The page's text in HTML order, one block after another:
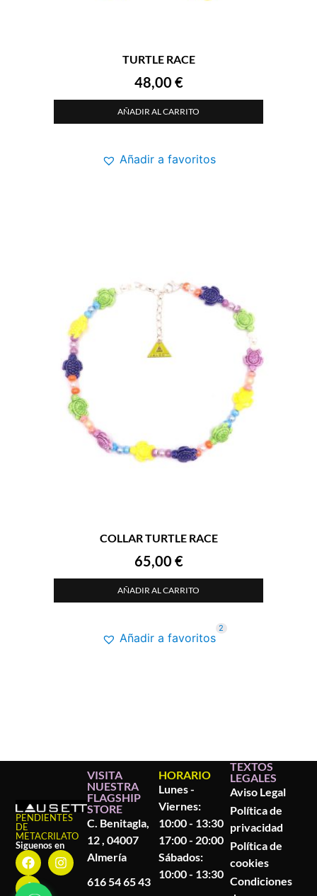
TURTLE RACE
48,00 €
AÑADIR AL CARRITO
Añadir a favoritos
COLLAR TURTLE RACE
65,00 €
AÑADIR AL CARRITO
Añadir a favoritos
2
PENDIENTES
DE
METACRILATO
Siguenos en
VISITA
NUESTRA
FLAGSHIP
STORE
C. Benitagla,
12 , 04007
Almería
616 54 65 43
HORARIO
Lunes -
Viernes:
10:00 - 13:30
17:00 - 20:00
Sábados:
10:00 - 13:30
TEXTOS
LEGALES
Aviso Legal
Política de
privacidad
Política de
cookies
Condiciones